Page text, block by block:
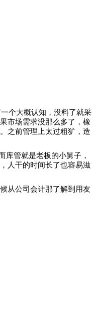
个大概认知，没料了就采
市场需求没那么多了，橡
之前管理上太过粗犷，造
库管就是老板的小舅子，
人干的时间长了也容易滋
从公司会计那了解到用友